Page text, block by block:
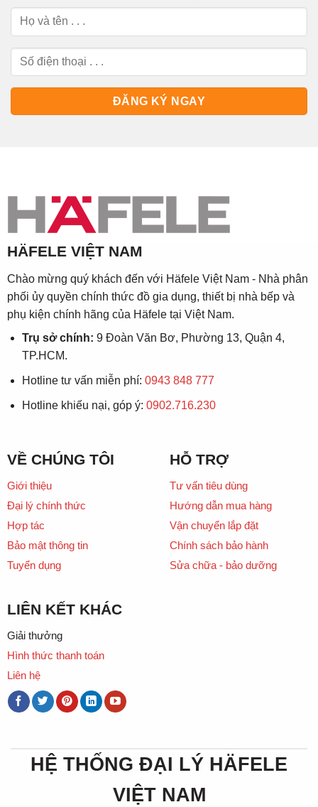
HÄFELE VIỆT NAM
Chào mừng quý khách đến với Häfele Việt Nam - Nhà phân
phối ủy quyền chính thức đồ gia dụng, thiết bị nhà bếp và
phụ kiện chính hãng của Häfele tại Việt Nam.
Trụ sở chính: 9 Đoàn Văn Bơ, Phường 13, Quận 4,
TP.HCM.
Hotline tư vấn miễn phí: 0943 848 777
Hotline khiếu nại, góp ý: 0902.716.230
VỀ CHÚNG TÔI
Giới thiệu
Đại lý chính thức
Hợp tác
Bảo mật thông tin
Tuyển dụng
HỖ TRỢ
Tư vấn tiêu dùng
Hướng dẫn mua hàng
Vận chuyển lắp đặt
Chính sách bảo hành
Sửa chữa - bảo dưỡng
LIÊN KẾT KHÁC
Giải thưởng
Hình thức thanh toán
Liên hệ
HỆ THỐNG ĐẠI LÝ HÄFELE
VIỆT NAM